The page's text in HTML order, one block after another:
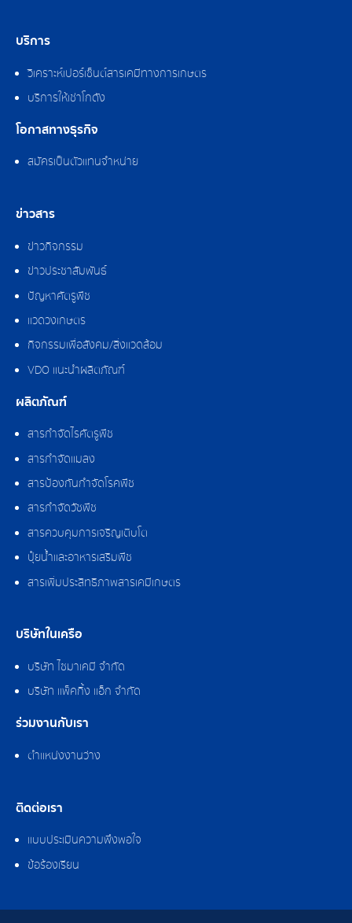
บริการ
วิเคราะห์เปอร์เซ็นต์สารเคมีทางการเกษตร
บริการให้เช่าโกดัง
โอกาสทางธุรกิจ
สมัครเป็นตัวแทนจำหน่าย
ข่าวสาร
ข่าวกิจกรรม
ข่าวประชาสัมพันธ์
ปัญหาศัตรูพืช
แวดวงเกษตร
กิจกรรมเพื่อสังคม/สิ่งแวดล้อม
VDO แนะนำผลิตภัณฑ์
ผลิตภัณฑ์
สารกำจัดไรศัตรูพืช
สารกำจัดแมลง
สารป้องกันกำจัดโรคพืช
สารกำจัดวัชพืช
สารควบคุมการเจริญเติบโต
ปุ๋ยน้ำและอาหารเสริมพืช
สารเพิ่มประสิทธิภาพสารเคมีเกษตร
บริษัทในเครือ
บริษัท ไซมาเคมี จำกัด
บริษัท แพ็คกิ้ง แอ็ก จำกัด
ร่วมงานกับเรา
ตำแหน่งงานว่าง
ติดต่อเรา
แบบประเมินความพึงพอใจ
ข้อร้องเรียน